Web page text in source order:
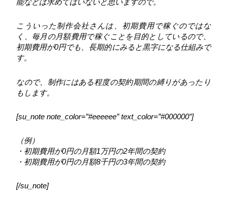
能などは求めてはいないと思いますので。
こういった制作会社さんは、初期費用で稼ぐのではな
く、毎月の月額費用で稼ぐことを目的としているので、
初期費用が0円でも、長期的にみると黒字になる仕組みで
す。
なので、制作にはある程度の契約期間の縛りがあったり
もします。
[su_note note_color=”#eeeeee” text_color=”#000000″]
（例）
・初期費用が0円の月額1万円の2年間の契約
・初期費用が0円の月額8千円の3年間の契約
[/su_note]